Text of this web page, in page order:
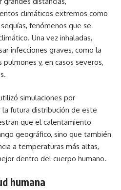
climáticos extremos como
fenómenos que se
Una vez inhaladas,
infecciones graves, como la
y, en casos severos,
simulaciones por
futura distribución de este
que el calentamiento
geográfico, sino que también
a temperaturas más altas,
dentro del cuerpo humano.
humana